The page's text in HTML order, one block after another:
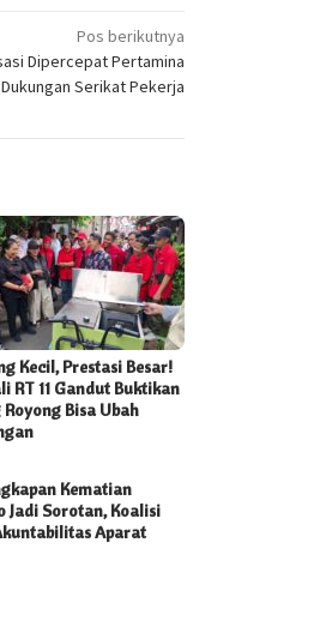
Pos berikutnya
Dipercepat Pertamina
Serikat Pekerja
Kecil, Prestasi Besar!
RT 11 Gandut Buktikan
Bisa Ubah
Kematian
Jadi Sorotan, Koalisi
Aparat